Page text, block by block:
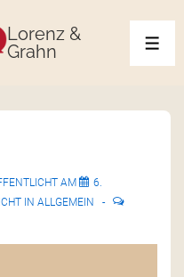
Lorenz &
Grahn
AM
6.
IN ALLGEMEIN